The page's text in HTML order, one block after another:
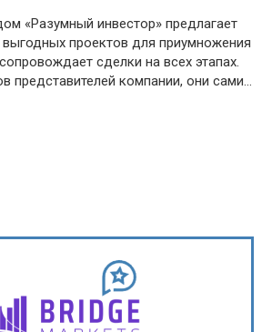
«Разумный инвестор» предлагает
выгодных проектов для приумножения
сделки на всех этапах.
представителей компании, они сами…